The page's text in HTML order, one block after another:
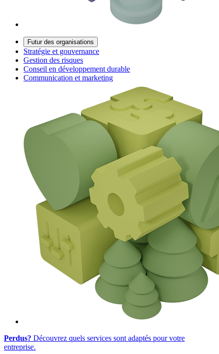
Futur des organisations
Stratégie et gouvernance
Gestion des risques
Conseil en développement durable
Communication et marketing
Perdus? Découvrez quels services sont adaptés pour votre
entreprise.